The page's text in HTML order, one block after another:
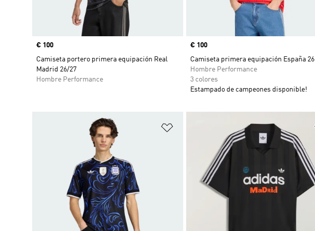
Precio
€ 100
Camiseta portero primera equipación Real
Madrid 26/27
Hombre Performance
Precio
€ 100
Camiseta primera equipación España 26
Hombre Performance
3 colores
Estampado de campeones disponible!
Añadir a la lista de deseos